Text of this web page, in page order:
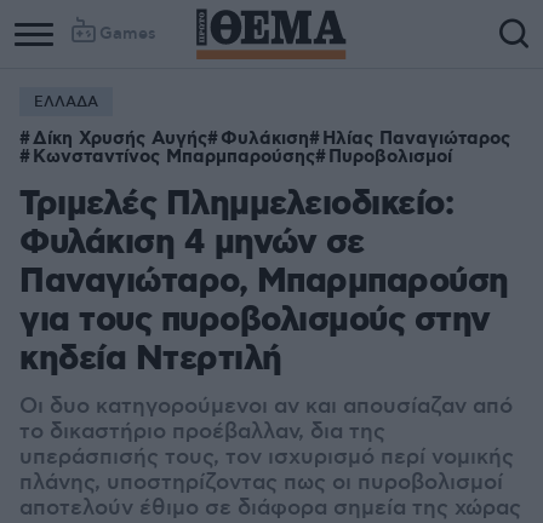
Games
ΕΛΛΑΔΑ
Δίκη Χρυσής Αυγής Φυλάκιση Ηλίας Παναγιώταρος
Κωνσταντίνος Μπαρμπαρούσης Πυροβολισμοί
Τριμελές Πλημμελειοδικείο:
Φυλάκιση 4 μηνών σε
Παναγιώταρο, Μπαρμπαρούση
για τους πυροβολισμούς στην
κηδεία Ντερτιλή
Οι δυο κατηγορούμενοι αν και απουσίαζαν από
το δικαστήριο προέβαλλαν, δια της
υπεράσπισής τους, τον ισχυρισμό περί νομικής
πλάνης, υποστηρίζοντας πως οι πυροβολισμοί
αποτελούν έθιμο σε διάφορα σημεία της χώρας